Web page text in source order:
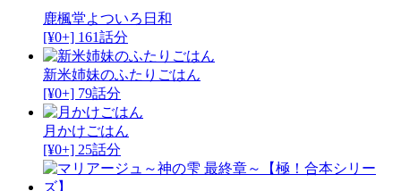
鹿楓堂よついろ日和
[¥0+] 161話分
新米姉妹のふたりごはん
[¥0+] 79話分
月かけごはん
[¥0+] 25話分